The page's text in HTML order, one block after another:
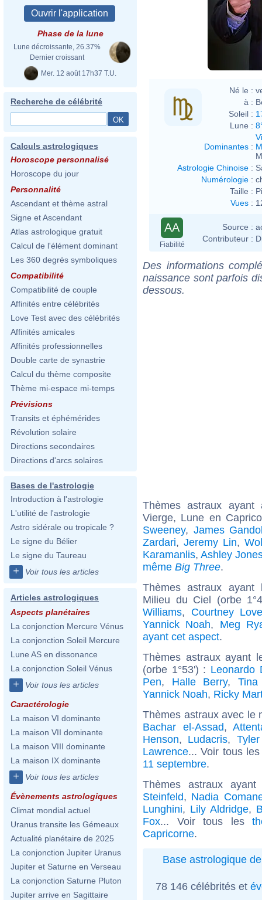
Phase de la lune
Lune décroissante, 26.37%
Dernier croissant
Mer. 12 août 17h37 T.U.
Recherche de célébrité
Calculs astrologiques
Horoscope personnalisé
Horoscope du jour
Personnalité
Ascendant et thème astral
Signe et Ascendant
Atlas astrologique gratuit
Calcul de l'élément dominant
Les 360 degrés symboliques
Compatibilité
Compatibilité de couple
Affinités entre célébrités
Love Test avec des célébrités
Affinités amicales
Affinités professionnelles
Double carte de synastrie
Calcul du thème composite
Thème mi-espace mi-temps
Prévisions
Transits et éphémérides
Révolution solaire
Directions secondaires
Directions d'arcs solaires
Bases de l'astrologie
Introduction à l'astrologie
L'utilité de l'astrologie
Astro sidérale ou tropicale ?
Le signe du Bélier
Le signe du Taureau
+ Voir tous les articles
Articles astrologiques
Aspects planétaires
La conjonction Mercure Vénus
La conjonction Soleil Mercure
Lune AS en dissonance
La conjonction Soleil Vénus
+ Voir tous les articles
Caractérologie
La maison VI dominante
La maison VII dominante
La maison VIII dominante
La maison IX dominante
+ Voir tous les articles
Évènements astrologiques
Climat mondial actuel
Uranus transite les Gémeaux
Actualité planétaire de 2025
La conjonction Jupiter Uranus
Jupiter et Saturne en Verseau
La conjonction Saturne Pluton
Jupiter arrive en Sagittaire
Né le :
à :
Soleil :
Lune :
Dominantes :
Astrologie Chinoise :
Numérologie :
Taille :
Vues :
AA
Fiabilité
Source :
Contributeur :
Des informations
naissance sont parfois
dessous.
Thèmes astraux
Vierge, Lune en
Sweeney, James
Zardari, Jeremy Lin,
Karamanlis,Ashley
même Big Three.
Thèmes astraux ayant
Milieu du Ciel (orbe
Williams, Courtney Love
Yannick Noah, Meg
ayant cet aspect.
Thèmes astraux ayant
(orbe 1°53') : Leonardo
Pen, Halle Berry, Tina
Yannick Noah, Ricky
Thèmes astraux avec le
Bachar el-Assad,
Henson, Ludacris,
Lawrence... Voir tous
11 septembre.
Thèmes astraux
Steinfeld, Nadia
Lunghini, Lily Aldridge,
Fox... Voir tous les
Capricorne.
Base astrologique
78 146 célébrités et